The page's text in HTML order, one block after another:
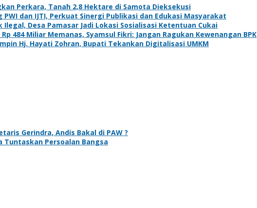
Perkara, Tanah 2,8 Hektare di Samota Dieksekusi
PWI dan IJTI, Perkuat Sinergi Publikasi dan Edukasi Masyarakat
Ilegal, Desa Pamasar Jadi Lokasi Sosialisasi Ketentuan Cukai
484 Miliar Memanas, Syamsul Fikri: Jangan Ragukan Kewenangan BPK
Hj. Hayati Zohran, Bupati Tekankan Digitalisasi UMKM
Gerindra, Andis Bakal di PAW ?
Tuntaskan Persoalan Bangsa